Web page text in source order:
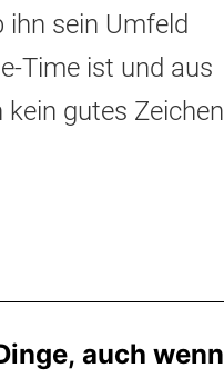
ihn sein Umfeld
Time ist und aus
gutes Zeichen